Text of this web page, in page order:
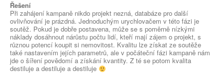
Řešení
Při zahájení kampaně nikdo projekt nezná, databáze pro další
ovlivňování je prázdná. Jednoduchým urychlovačem v této fázi je
soutěž. Pokud je dobře postavena, může se s poměrně nízkými
náklady dosáhnout nárůstu počtu lidí, kteří mají zájem o projekt, s
různou potencí koupit si nemovitost. Kvalitu lze získat ze soutěže
také nastavením jejích parametrů, ale v počáteční fázi kampaně nám
jde o šíření povědomí a získání kvantity. Z té se potom kvalita
destiluje a destiluje a destiluje